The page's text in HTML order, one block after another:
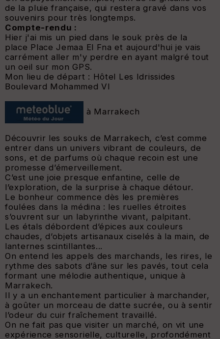
de la pluie française, qui restera gravé dans vos
souvenirs pour très longtemps.
Compte-rendu :
Hier j'ai mis un pied dans le souk près de la
place Place Jemaa El Fna et aujourd'hui je vais
carrément aller m'y perdre en ayant malgré tout
un oeil sur mon GPS.
Mon lieu de départ : Hôtel Les Idrissides
Boulevard Mohammed VI
à Marrakech
Découvrir les souks de Marrakech, c’est comme
entrer dans un univers vibrant de couleurs, de
sons, et de parfums où chaque recoin est une
promesse d’émerveillement.
C’est une joie presque enfantine, celle de
l’exploration, de la surprise à chaque détour.
Le bonheur commence dès les premières
foulées dans la médina : les ruelles étroites
s’ouvrent sur un labyrinthe vivant, palpitant.
Les étals débordent d’épices aux couleurs
chaudes, d’objets artisanaux ciselés à la main, de
lanternes scintillantes...
On entend les appels des marchands, les rires, le
rythme des sabots d’âne sur les pavés, tout cela
formant une mélodie authentique, unique à
Marrakech.
Il y a un enchantement particulier à marchander,
à goûter un morceau de datte sucrée, ou à sentir
l’odeur du cuir fraîchement travaillé.
On ne fait pas que visiter un marché, on vit une
expérience sensorielle, culturelle, profondément